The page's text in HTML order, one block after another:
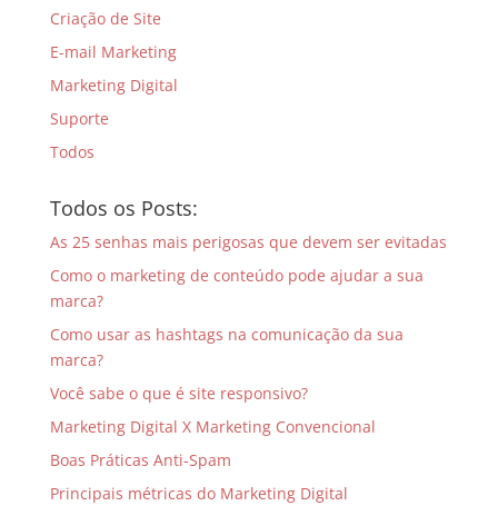
Criação de Site
E-mail Marketing
Marketing Digital
Suporte
Todos
Todos os Posts:
As 25 senhas mais perigosas que devem ser evitadas
Como o marketing de conteúdo pode ajudar a sua
marca?
Como usar as hashtags na comunicação da sua
marca?
Você sabe o que é site responsivo?
Marketing Digital X Marketing Convencional
Boas Práticas Anti-Spam
Principais métricas do Marketing Digital